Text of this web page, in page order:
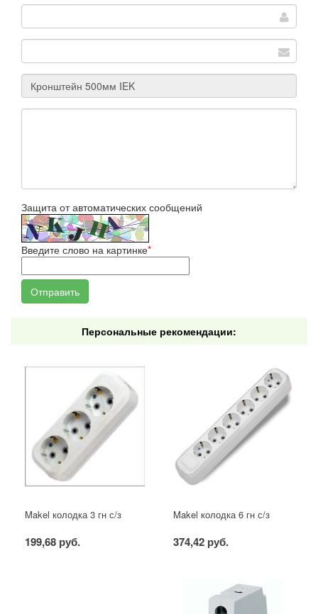
Защита от автоматических сообщений
Введите слово на картинке*
Персональные рекомендации:
Makel колодка 3 гн с/з
199,68 руб.
Makel колодка 6 гн с/з
374,42 руб.